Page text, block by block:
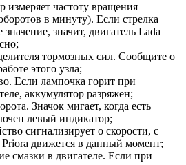
частоту вращения
в минуту). Если стрелка
значит, двигатель Lada
тормозных сил. Сообщите о
этого узла;
Если лампочка горит при
аккумулятор разряжен;
Значок мигает, когда есть
левый индикатор;
сигнализирует о скорости, с
движется в данный момент;
смазки в двигателе. Если при